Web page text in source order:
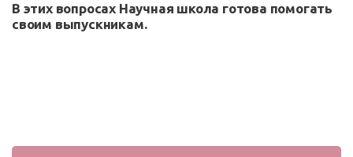
В этих вопросах Научная школа готова помогать
своим выпускникам.